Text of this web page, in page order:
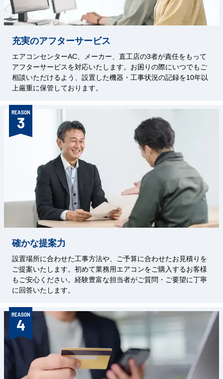
充実のアフターサービス
エアコンセンターAC、メーカー、直工店の3者が責任をもって
アフターサービスを対応いたします。お困りの際にいつでもご
相談いただけるよう、設置した機器・工事状況の記録を10年以
上厳重に保管しております。
REASON
3
確かな提案力
設置場所に合わせた工事方法や、ご予算に合わせたお見積りを
ご提案いたします。初めて業務用エアコンをご購入するお客様
もご安心ください。経験豊富な担当者がご質問・ご要望に丁寧
に回答いたします。
REASON
4